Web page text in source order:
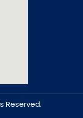
Reserved.